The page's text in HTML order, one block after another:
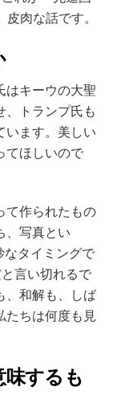
肉な話です。
はキーウの大聖
、トランプ氏も
います。美しい
てほしいので
て作られたもの
、写真とい
なタイミングで
言い切れるで
、和解も、しば
たちは何度も見
するも